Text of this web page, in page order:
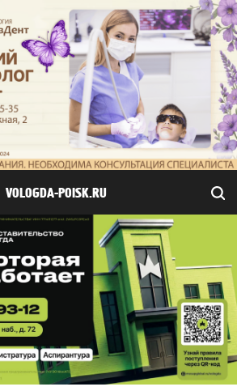
VOLOGDA-POISK.RU